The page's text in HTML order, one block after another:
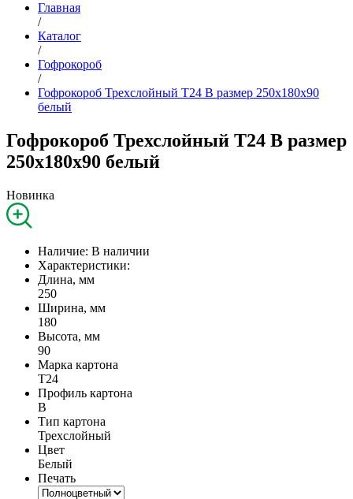
Главная
/
Каталог
/
Гофрокороб
/
Гофрокороб Трехслойный Т24 B размер 250x180x90
белый
Гофрокороб Трехслойный Т24 B размер
250x180x90 белый
Новинка
Наличие: В наличии
Характеристики:
Длина, мм
250
Ширина, мм
180
Высота, мм
90
Марка картона
Т24
Профиль картона
B
Тип картона
Трехслойный
Цвет
Белый
Печать